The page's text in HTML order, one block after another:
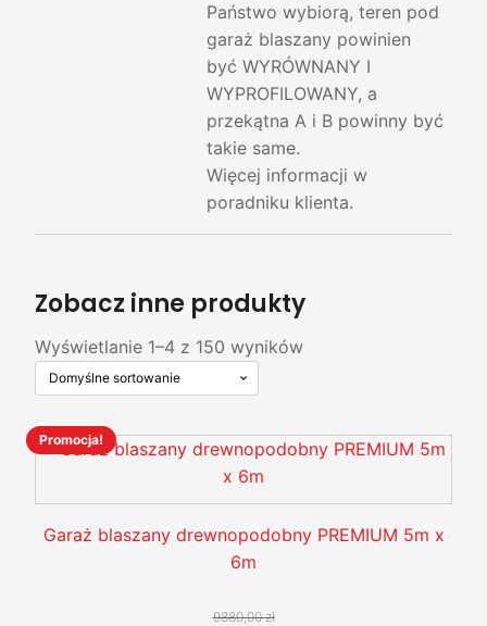
Państwo wybiorą, teren pod
garaż blaszany powinien
być WYRÓWNANY I
WYPROFILOWANY, a
przekątna A i B powinny być
takie same.
Więcej informacji w
poradniku klienta.
Zobacz inne produkty
Wyświetlanie 1–4 z 150 wyników
Promocja!
Garaż blaszany drewnopodobny PREMIUM 5m x
6m
9880,00zł
Ten
ma
wiele